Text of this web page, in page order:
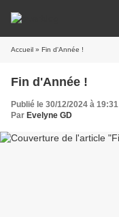
Accueil » Fin d'Année !
Fin d'Année !
Publié le 30/12/2024 à 19:31
Par Evelyne GD